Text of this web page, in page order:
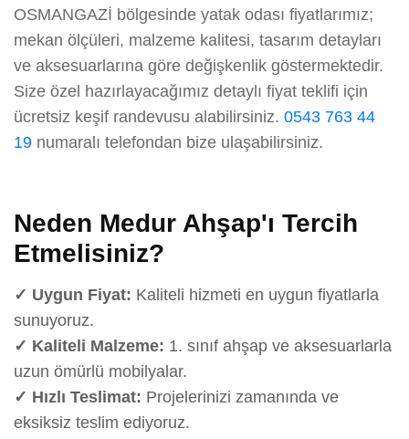
OSMANGAZİ bölgesinde yatak odası fiyatlarımız;
mekan ölçüleri, malzeme kalitesi, tasarım detayları
ve aksesuarlarına göre değişkenlik göstermektedir.
Size özel hazırlayacağımız detaylı fiyat teklifi için
ücretsiz keşif randevusu alabilirsiniz. 0543 763 44
19 numaralı telefondan bize ulaşabilirsiniz.
Neden Medur Ahşap'ı Tercih
Etmelisiniz?
✓ Uygun Fiyat: Kaliteli hizmeti en uygun fiyatlarla
sunuyoruz.
✓ Kaliteli Malzeme: 1. sınıf ahşap ve aksesuarlarla
uzun ömürlü mobilyalar.
✓ Hızlı Teslimat: Projelerinizi zamanında ve
eksiksiz teslim ediyoruz.